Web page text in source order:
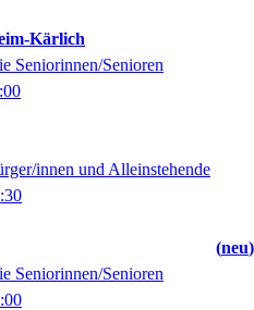
Kärlich
Seniorinnen/Senioren
innen und Alleinstehende
neu
Seniorinnen/Senioren